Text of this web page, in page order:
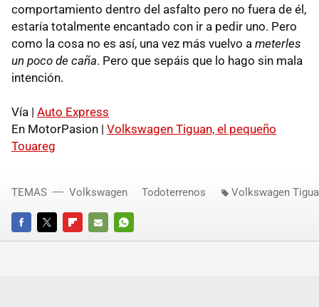
comportamiento dentro del asfalto pero no fuera de él,
estaría totalmente encantado con ir a pedir uno. Pero
como la cosa no es así, una vez más vuelvo a meterles
un poco de caña. Pero que sepáis que lo hago sin mala
intención.
Vía | Auto Express
En MotorPasion | Volkswagen Tiguan, el pequeño
Touareg
FACEBOOKTWITTERFLIPBOARD
E-
WHATSAPP
TEMAS Volkswagen Todoterrenos Volkswagen